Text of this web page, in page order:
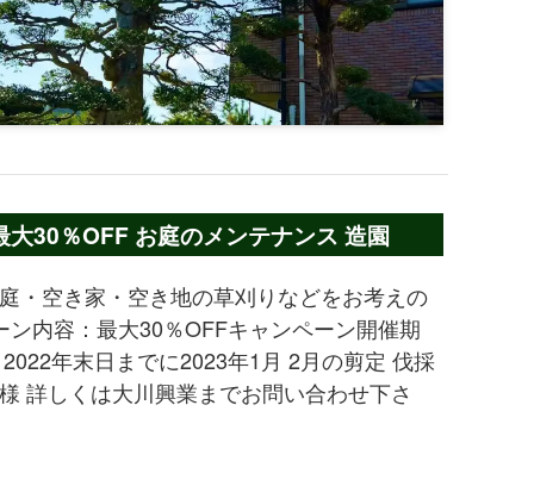
30％OFF お庭のメンテナンス 造園
・空き家・空き地の草刈りなどをお考えの
内容：最大30％OFFキャンペーン開催期
年末日までに2023年1月 2月の剪定 伐採
詳しくは大川興業までお問い合わせ下さ